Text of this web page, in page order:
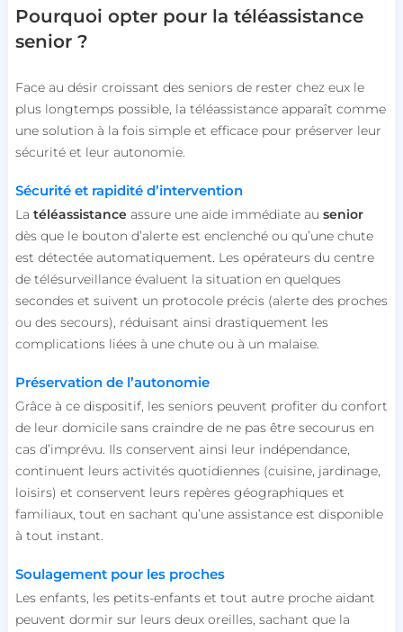
Pourquoi opter pour la téléassistance
senior ?
Face au désir croissant des seniors de rester chez eux le
plus longtemps possible, la téléassistance apparaît comme
une solution à la fois simple et efficace pour préserver leur
sécurité et leur autonomie.
Sécurité et rapidité d’intervention
La téléassistance assure une aide immédiate au senior
dès que le bouton d’alerte est enclenché ou qu’une chute
est détectée automatiquement. Les opérateurs du centre
de télésurveillance évaluent la situation en quelques
secondes et suivent un protocole précis (alerte des proches
ou des secours), réduisant ainsi drastiquement les
complications liées à une chute ou à un malaise.
Préservation de l’autonomie
Grâce à ce dispositif, les seniors peuvent profiter du confort
de leur domicile sans craindre de ne pas être secourus en
cas d’imprévu. Ils conservent ainsi leur indépendance,
continuent leurs activités quotidiennes (cuisine, jardinage,
loisirs) et conservent leurs repères géographiques et
familiaux, tout en sachant qu’une assistance est disponible
à tout instant.
Soulagement pour les proches
Les enfants, les petits-enfants et tout autre proche aidant
peuvent dormir sur leurs deux oreilles, sachant que la